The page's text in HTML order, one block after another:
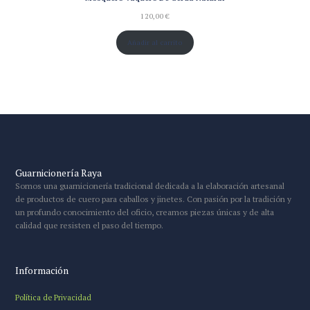
120,00€
Añadir al carrito
Guarnicionería Raya
Somos una guarnicionería tradicional dedicada a la elaboración artesanal
de productos de cuero para caballos y jinetes. Con pasión por la tradición y
un profundo conocimiento del oficio, creamos piezas únicas y de alta
calidad que resisten el paso del tiempo.
Información
Política de Privacidad